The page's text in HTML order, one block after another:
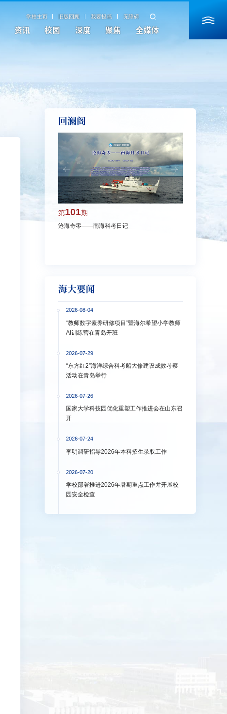
学校主页 旧版回顾 我要投稿 无障碍
资讯 校园 深度 聚焦 全媒体
回澜阁
第101期
沧海奇零——南海科考日记
洋大学多措并
海大要闻
2026-08-04
“教师数字素养研修项目”暨海尔希望小学教师
AI训练营在青岛开班
2026-07-29
“东方红2”海洋综合科考船大修建设成效考察
活动在青岛举行
2026-07-26
国家大学科技园优化重塑工作推进会在山东召
开
2026-07-24
李明调研指导2026年本科招生录取工作
2026-07-20
学校部署推进2026年暑期重点工作并开展校
园安全检查